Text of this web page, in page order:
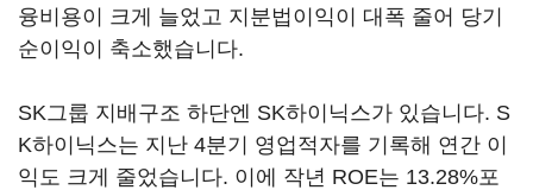
융비용이 크게 늘었고 지분법이익이 대폭 줄어 당기
순이익이 축소했습니다.
SK그룹 지배구조 하단엔 SK하이닉스가 있습니다. S
K하이닉스는 지난 4분기 영업적자를 기록해 연간 이
익도 크게 줄었습니다. 이에 작년 ROE는 13.28%포